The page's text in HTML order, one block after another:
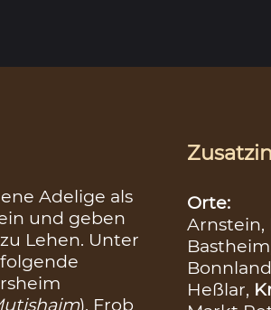
Adelige als
und geben
Lehen. Unter
), Frob
Orte:
Arnstein,
Heßlar,